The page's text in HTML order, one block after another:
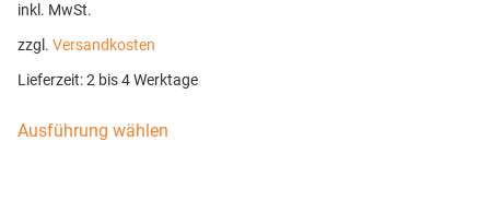
inkl. MwSt.
zzgl. Versandkosten
Lieferzeit:2 bis 4 Werktage
Ausführung wählen